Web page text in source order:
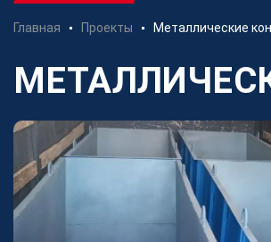
Для заказчиков
Механическая
металла на заказ
Производство
металлоконструкций
Заготовительное
производство металла
Главная Проекты Металлические